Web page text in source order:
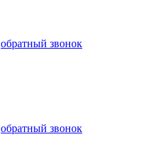
обратный звонок
обратный звонок